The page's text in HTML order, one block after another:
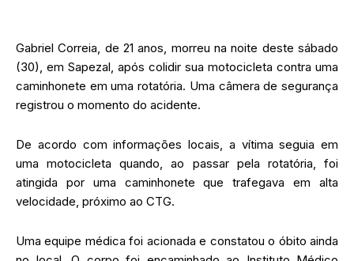
Gabriel Correia, de 21 anos, morreu na noite deste sábado
(30), em Sapezal, após colidir sua motocicleta contra uma
caminhonete em uma rotatória. Uma câmera de segurança
registrou o momento do acidente.
De acordo com informações locais, a vítima seguia em
uma motocicleta quando, ao passar pela rotatória, foi
atingida por uma caminhonete que trafegava em alta
velocidade, próximo ao CTG.
Uma equipe médica foi acionada e constatou o óbito ainda